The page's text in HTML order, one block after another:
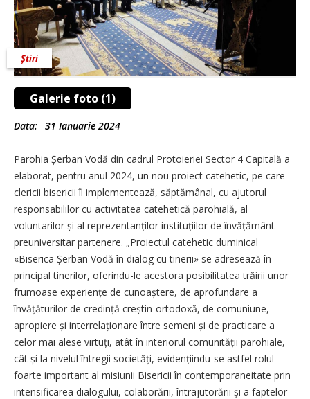
Galerie foto (1)
Știri
Data: 31 Ianuarie 2024
Parohia Șerban Vodă din cadrul Protoieriei Sector 4 Capitală a
elaborat, pentru anul 2024, un nou proiect catehetic, pe care
clericii bisericii îl implementează, săptămânal, cu ajutorul
responsabililor cu activitatea catehetică parohială, al
voluntarilor și al reprezentanților institu­țiilor de învățământ
preuniversitar partenere. „Proiectul catehetic duminical
«Biserica Șerban Vodă în dialog cu tinerii» se adresează în
principal tinerilor, oferin­du-le acestora posibilitatea trăirii unor
frumoase experi­ențe de cu­noaștere, de aprofundare a
învățătu­rilor de credință creștin-ortodoxă, de comuniune,
apropiere și interrela­țio­nare între semeni și de practicare a
celor mai alese virtuți, atât în interiorul comunității parohiale,
cât și la nivelul întregii soci­e­tăți, eviden­țiin­du-se astfel rolul
foarte important al misiunii Bisericii în contemporaneitate prin
intensificarea dialogului, colaborării, întrajutorării şi a faptelor